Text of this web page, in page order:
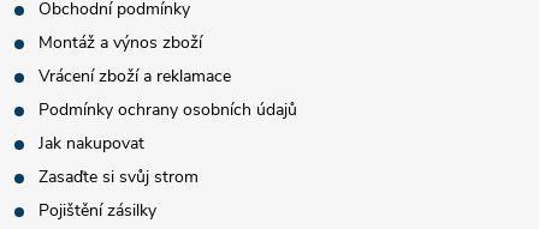
Obchodní podmínky
Montáž a výnos zboží
Vrácení zboží a reklamace
Podmínky ochrany osobních údajů
Jak nakupovat
Zasaďte si svůj strom
Pojištění zásilky